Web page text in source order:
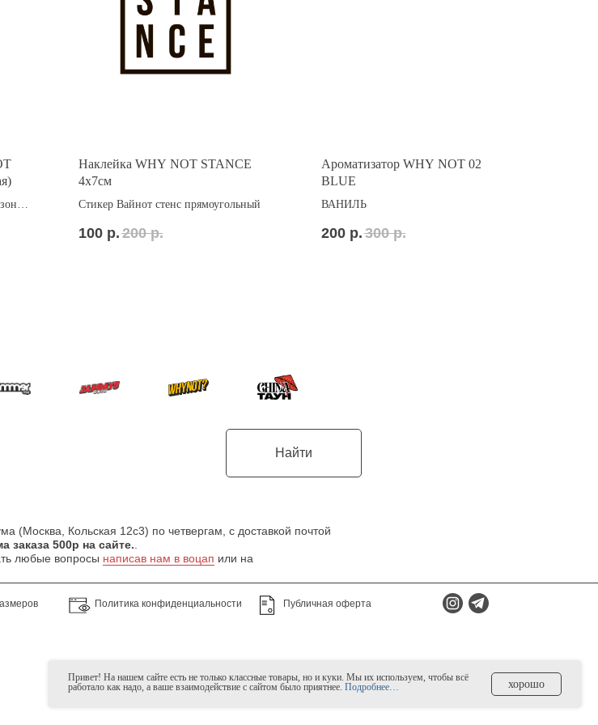
Наклейка WHY NOT STANCE
4x7см
Стикер Вайнот стенс прямоугольный
100 р. 200 р.
Ароматизатор WHY NOT 02
BLUE
ВАНИЛЬ
200 р. 300 р.
Найти
Политика конфиденциальности Публичная оферта
Кольская 12с3) по четвергам, с доставкой почтой
заказа 500р на сайте..
любые вопросы написав нам в воцап или на
Привет! На нашем сайте есть не только классные товары, но и куки. Мы их используем, чтобы всё
работало как надо, а ваше взаимодействие с сайтом было приятнее. Подробнее… хорошо